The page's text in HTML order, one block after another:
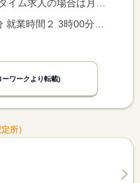
ト求人の場合は時間額を表示しています。
ーワークより転載)
所）